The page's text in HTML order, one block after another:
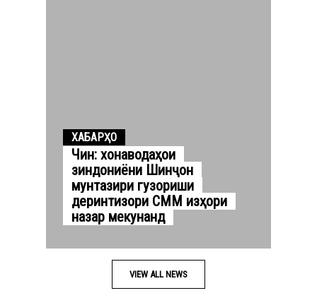
ХАБАРҲО
Чин: хонаводаҳои
зиндониёни Шинҷон
мунтазири гузориши
деринтизори СММ изҳори
назар мекунанд
VIEW ALL NEWS